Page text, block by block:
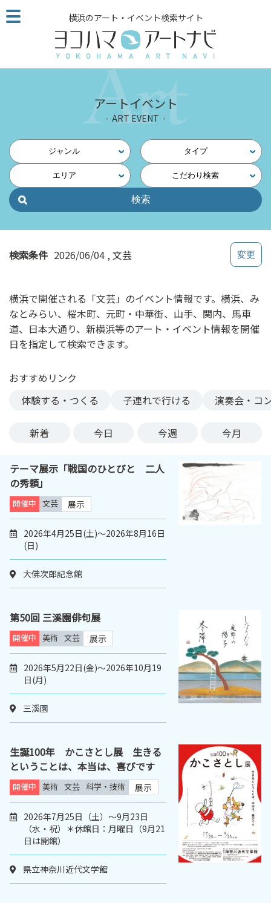
こ
の
ジ
読
他
ペ
の
ク
ス
横浜のアート・イベント検索サイト
アートイベント
ART EVENT
ジャンル タイプ
エリア こだわり検索
検索条件 2026/06/04 文芸
横浜で開催される「文芸」のイベント情報です。横浜、み
なとみらい、桜木町、元町・中華街、山手、関内、馬車
道、日本大通り、新横浜等のアート・イベント情報を開催
日を指定して検索できます。
おすすめリンク
体験する・つくる
子連れで行ける 演奏会・コ
新着 今日 今週 今月
テーマ展示「戦国のひとびと 二人
の秀頼」
開催中 文芸 展示
2026年4月25日(土)～2026年8月16日
(日)
大佛次郎記念館
第50回 三溪園俳句展
開催中 美術 文芸 展示
2026年5月22日(金)～2026年10月19
日(月)
三溪園
生誕100年 かこさとし展 生きる
ということは、本当は、喜びです
開催中 美術 文芸 科学・技術 展示
2026年7月25日（土）～9月23日
（水・祝）＊休館日：月曜日（9月21
日は開館）
県立神奈川近代文学館